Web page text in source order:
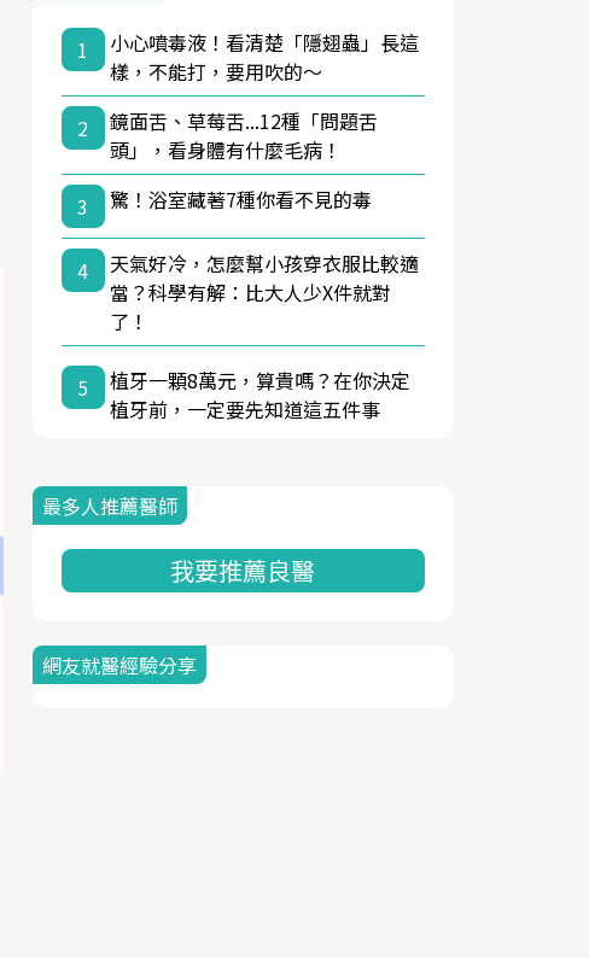
1
小心噴毒液！看清楚「隱翅蟲」長這
樣，不能打，要用吹的～
2
鏡面舌、草莓舌...12種「問題舌
頭」，看身體有什麼毛病！
3
驚！浴室藏著7種你看不見的毒
4
天氣好冷，怎麼幫小孩穿衣服比較適
當？科學有解：比大人少X件就對
了！
5
植牙一顆8萬元，算貴嗎？在你決定
植牙前，一定要先知道這五件事
最多人推薦醫師
我要推薦良醫
網友就醫經驗分享